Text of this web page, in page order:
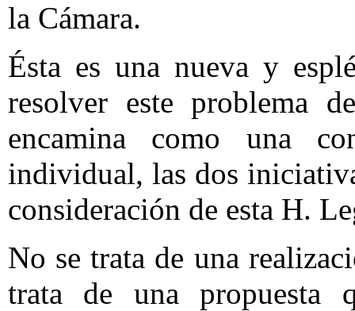
la Cámara.
Ésta es una nueva y
resolver este problema
encamina como una
individual, las dos
consideración de esta H.
No se trata de una
trata de una propuesta